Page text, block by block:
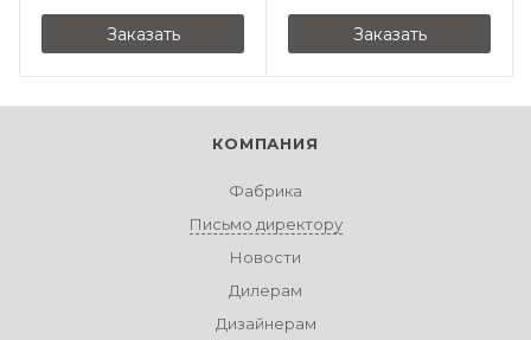
Заказать Заказать
КОМПАНИЯ
Фабрика
Письмо директору
Новости
Дилерам
Дизайнерам